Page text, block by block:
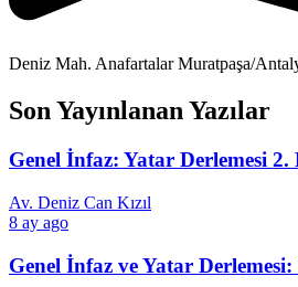
Deniz Mah. Anafartalar Muratpaşa/
Son Yayınlanan Yazılar
Genel İnfaz: Yatar Derlemesi 2.
Av. Deniz Can Kızıl
8 ay ago
Genel İnfaz ve Yatar